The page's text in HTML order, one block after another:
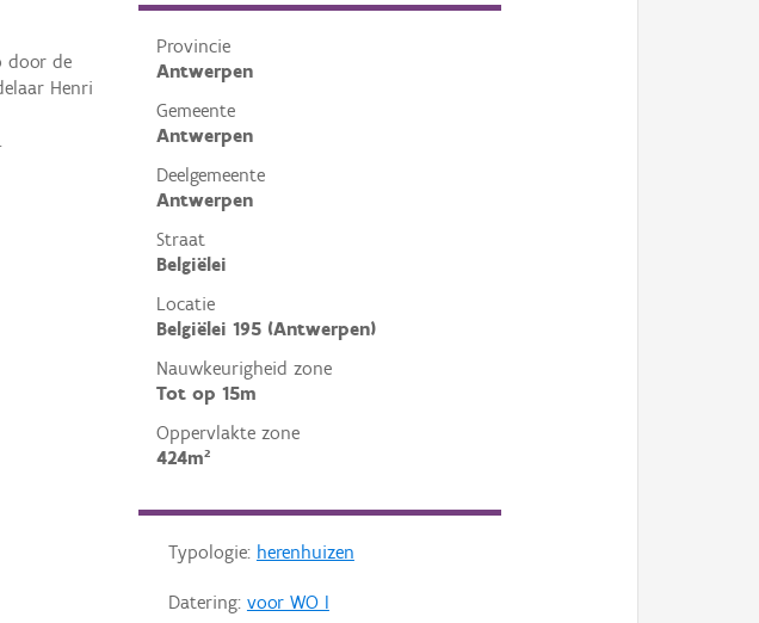
Provincie
Antwerpen
Gemeente
Antwerpen
Deelgemeente
Antwerpen
Straat
Belgiëlei
Locatie
Belgiëlei 195 (Antwerpen)
Nauwkeurigheid zone
Tot op 15m
Oppervlakte zone
424m²
Typologie: herenhuizen
Datering: voor WO I
door de
Henri